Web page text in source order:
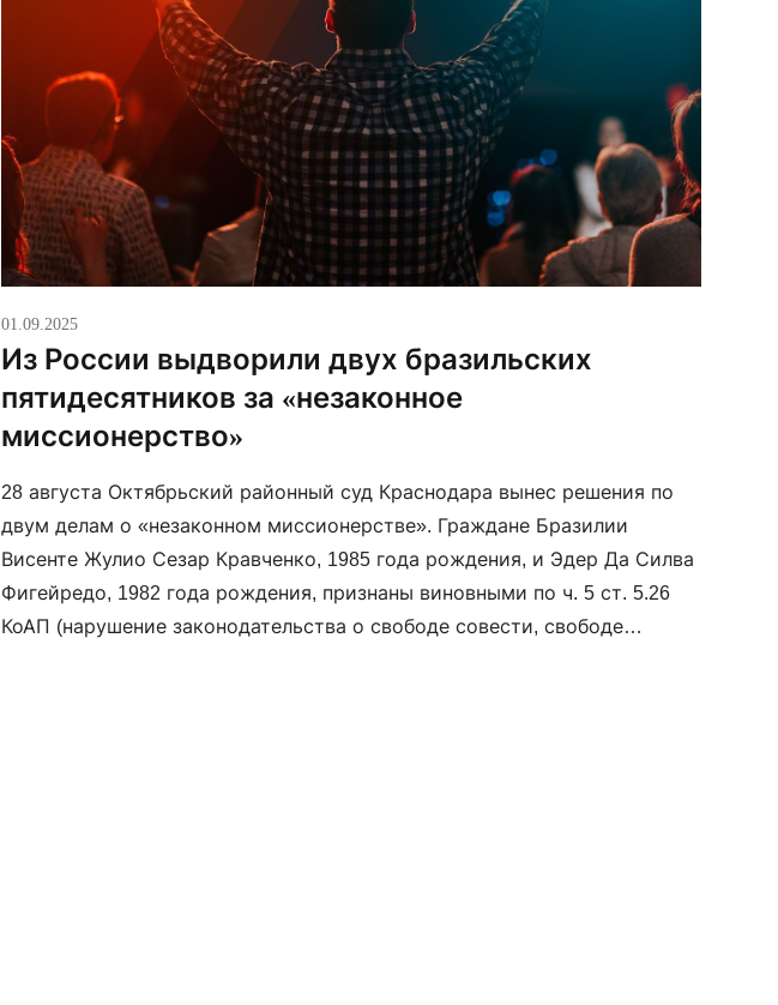
01.09.2025
Из России выдворили двух бразильских
пятидесятников за «незаконное
миссионерство»
28 августа Октябрьский районный суд Краснодара вынес решения по
двум делам о «незаконном миссионерстве». Граждане Бразилии
Висенте Жулио Сезар Кравченко, 1985 года рождения, и Эдер Да Силва
Фигейредо, 1982 года рождения, признаны виновными по ч. 5 ст. 5.26
КоАП (нарушение законодательства о свободе совести, свободе